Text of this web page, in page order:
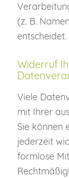
(z. B.
entscheidet.
Widerruf
Viele
mit Ihrer
Sie können
jederzeit
formlose